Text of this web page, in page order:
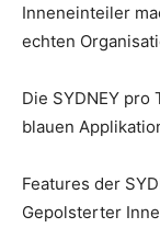
Inneneinteiler
echten
Die SYDNEY
blauen
Features der
Gepolsterter